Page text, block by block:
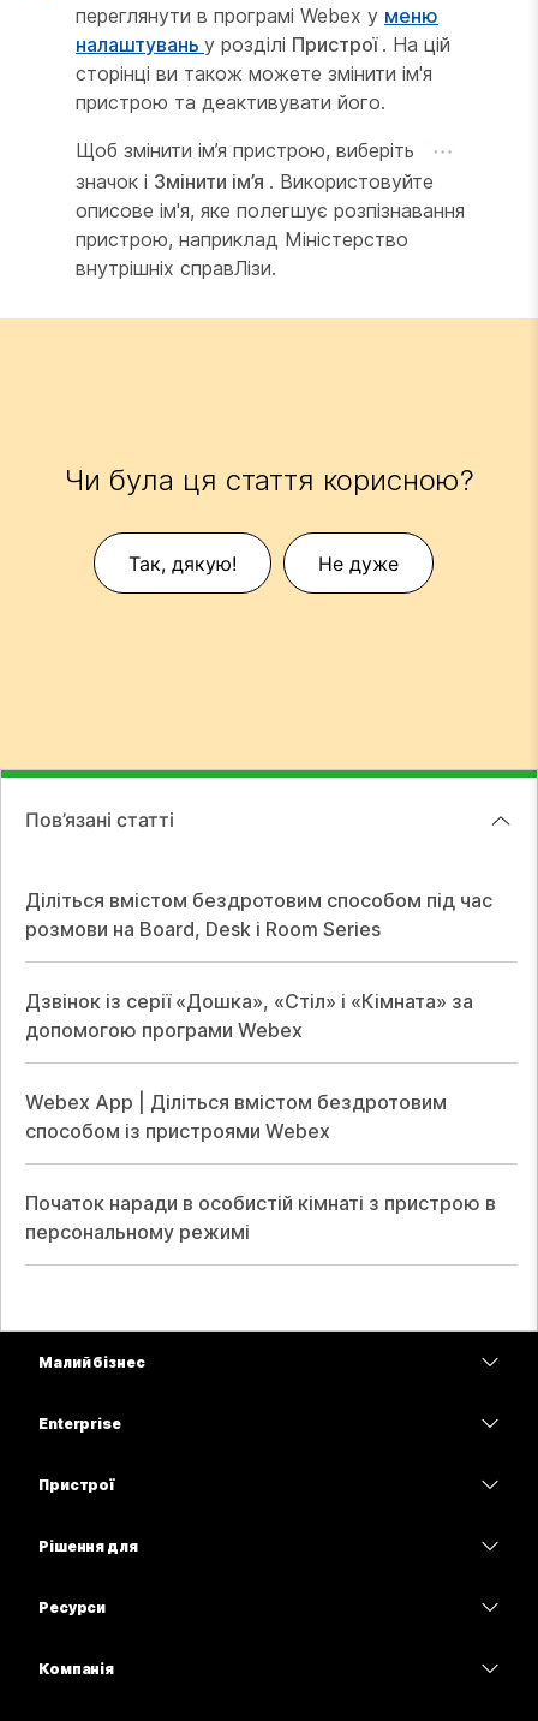
переглянути в програмі Webex у меню
налаштувань у розділі Пристрої . На цій
сторінці ви також можете змінити ім'я
пристрою та деактивувати його.
Щоб змінити ім’я пристрою, виберіть
значок і Змінити ім’я . Використовуйте
описове ім'я, яке полегшує розпізнавання
пристрою, наприклад Міністерство
внутрішніх справЛізи.
Чи була ця стаття корисною?
Так, дякую! Не дуже
Пов’язані статті
Діліться вмістом бездротовим способом під час
розмови на Board, Desk і Room Series
Дзвінок із серії «Дошка», «Стіл» і «Кімната» за
допомогою програми Webex
Webex App | Діліться вмістом бездротовим
способом із пристроями Webex
Початок наради в особистій кімнаті з пристрою в
персональному режимі
Малий бізнес
Enterprise
Пристрої
Рішення для
Ресурси
Компанія